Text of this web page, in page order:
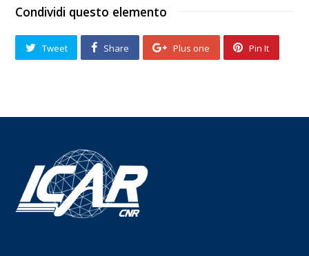
Condividi questo elemento
Tweet Share Plus one Pin It